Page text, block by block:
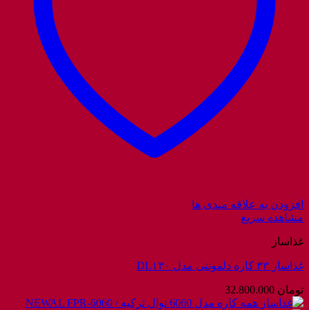
افزودن به علاقه مندی ها
مشاهده سریع
غذاساز
غذاساز ۳۳ کاره دلمونتی مدل DL۱۳۰
تومان